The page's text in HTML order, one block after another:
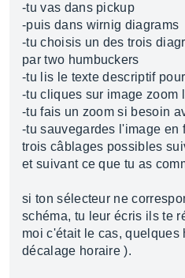
-tu vas dans pickup
-puis dans wirnig diagrams
-tu choisis un des trois
par two humbuckers
-tu lis le texte descriptif
-tu cliques sur image zoom
-tu fais un zoom si besoin
-tu sauvegardes l'image en
trois câblages possibles
et suivant ce que tu as
si ton sélecteur ne
schéma, tu leur écris ils te
moi c'était le cas, quelques
décalage horaire ).